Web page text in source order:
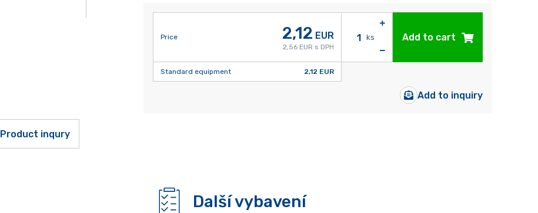
Price 2,12 EUR
2,56 EUR s DPH
Standard equipment 2,12 EUR
ks Add to cart
Add to inquiry
Product inqury
Další vybavení